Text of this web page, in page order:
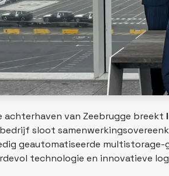
achterhaven van Zeebrugge breekt
sloot
geautomatiseerde multistorage-
technologie en innovatieve